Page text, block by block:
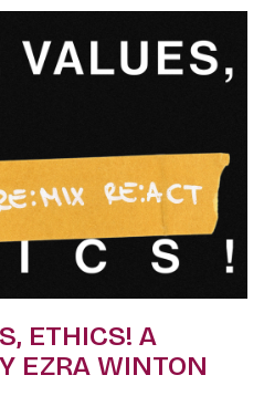
ETHICS! A
EZRA WINTON